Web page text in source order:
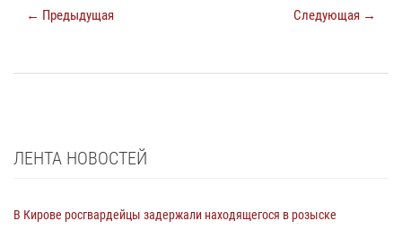
← Предыдущая Следующая →
ЛЕНТА НОВОСТЕЙ
В Кирове росгвардейцы задержали находящегося в розыске